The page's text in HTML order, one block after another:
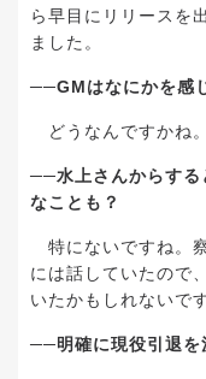
ら早目にリリースを
ました。
──GMはなにかを感
どうなんですかね。
──水上さんからす
なことも？
特にないですね。
には話していたので
いたかもしれないです
──明確に現役引退